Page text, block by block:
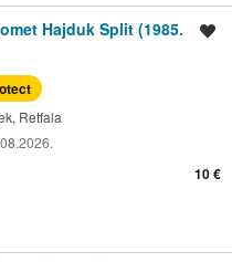
Hajduk Split (1985.
Retfala
10 €